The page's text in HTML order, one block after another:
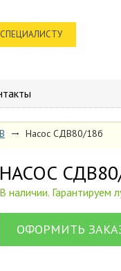
Насос СДВ80/18б
НАСОС
В наличии. Гарантируем
ОФОРМИТЬ